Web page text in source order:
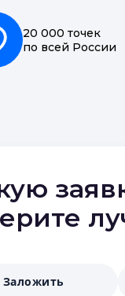
20 000 точек
по всей России
Заложить